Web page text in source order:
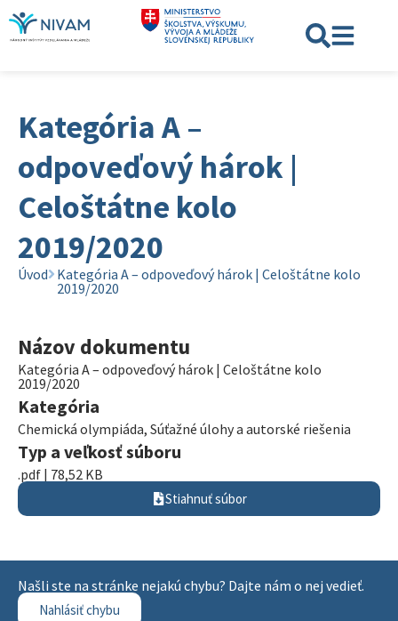
Kategória A –
odpoveďový hárok |
Celoštátne kolo
2019/2020
Úvod Kategória A – odpoveďový hárok | Celoštátne kolo
2019/2020
Názov dokumentu
Kategória A – odpoveďový hárok | Celoštátne kolo
2019/2020
Kategória
Chemická olympiáda, Súťažné úlohy a autorské riešenia
Typ a veľkosť súboru
.pdf | 78,52 KB
Stiahnuť súbor
Našli ste na stránke nejakú chybu? Dajte nám o nej vedieť.
Nahlásiť chybu